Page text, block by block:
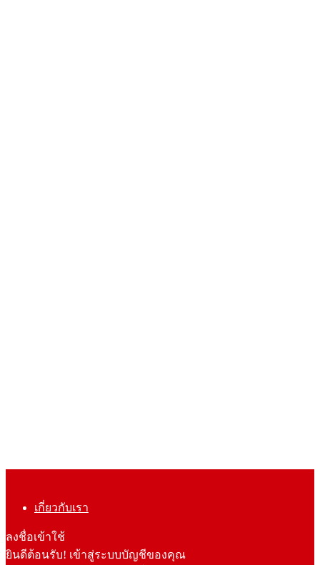
เกี่ยวกับเรา
ลงชื่อเข้าใช้
ยินดีต้อนรับ! เข้าสู่ระบบบัญชีของคุณ